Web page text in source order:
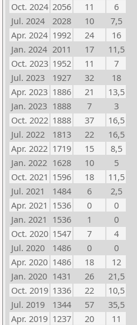
Oct. 2024 2056 11
6
Jul. 2024
2028 10
7,5
Apr. 2024 1992 24
16
Jan. 2024 2011 17
11,5
Oct. 2023 1952 11
7
Jul. 2023
1927 32
18
Apr. 2023 1886 21
13,5
Jan. 2023 1888 7
3
Oct. 2022 1888 37
16,5
Jul. 2022
1813 22
16,5
Apr. 2022 1719 15
8,5
Jan. 2022 1628 10
5
Oct. 2021 1596 18
11,5
Jul. 2021
1484 6
2,5
Apr. 2021 1536 0
0
Jan. 2021 1536 1
0
Oct. 2020 1547 7
4
Jul. 2020
1486 0
0
Apr. 2020 1486 18
12
Jan. 2020 1431 26
21,5
Oct. 2019 1336 22
10,5
Jul. 2019
1344 57
35,5
Apr. 2019 1237 20
11